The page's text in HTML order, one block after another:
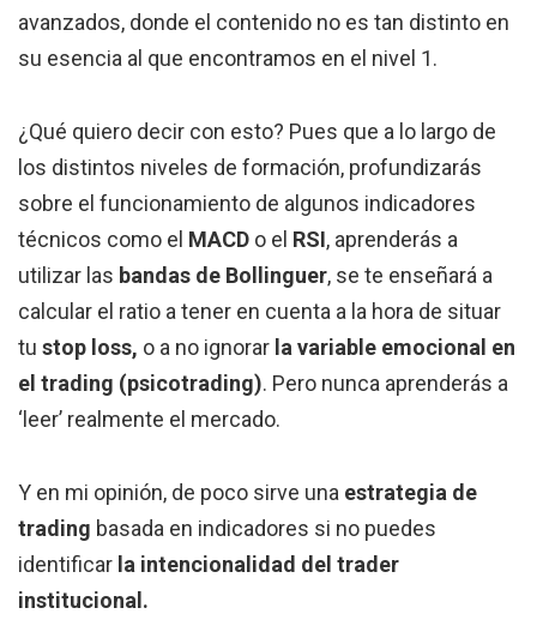
avanzados, donde el contenido no es tan distinto en
su esencia al que encontramos en el nivel 1.
¿Qué quiero decir con esto? Pues que a lo largo de
los distintos niveles de formación, profundizarás
sobre el funcionamiento de algunos indicadores
técnicos como el MACD o el RSI, aprenderás a
utilizar las bandas de Bollinguer, se te enseñará a
calcular el ratio a tener en cuenta a la hora de situar
tu stop loss, o a no ignorar la variable emocional en
el trading (psicotrading). Pero nunca aprenderás a
‘leer’ realmente el mercado.
Y en mi opinión, de poco sirve una estrategia de
trading basada en indicadores si no puedes
identificar la intencionalidad del trader
institucional.